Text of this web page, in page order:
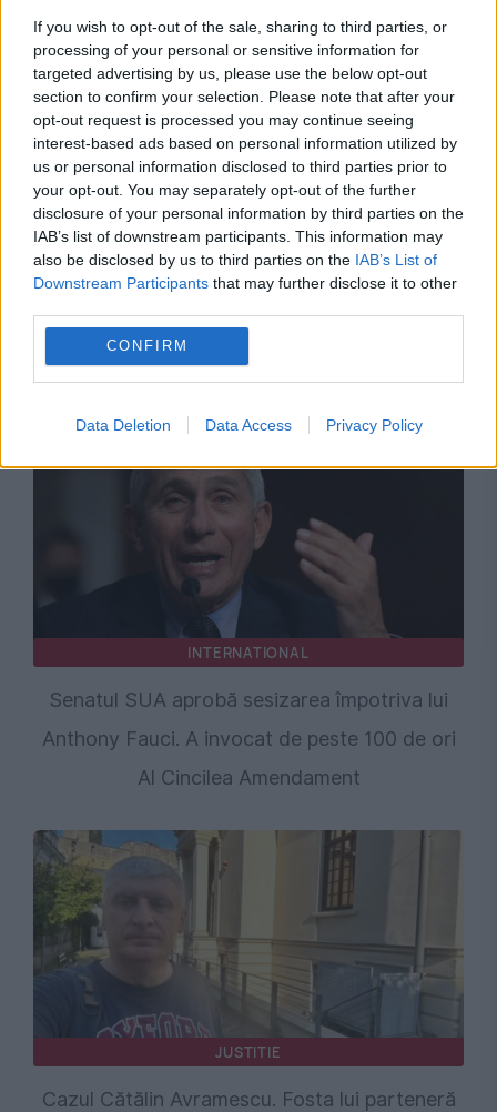
If you wish to opt-out of the sale, sharing to third parties, or
processing of your personal or sensitive information for
targeted advertising by us, please use the below opt-out
section to confirm your selection. Please note that after your
opt-out request is processed you may continue seeing
interest-based ads based on personal information utilized by
us or personal information disclosed to third parties prior to
your opt-out. You may separately opt-out of the further
disclosure of your personal information by third parties on the
IAB’s list of downstream participants. This information may
also be disclosed by us to third parties on the IAB’s List of
Downstream Participants that may further disclose it to other
CONFIRM
Data Deletion Data Access Privacy Policy
Recomandările noastre
INTERNATIONAL
Senatul SUA aprobă sesizarea împotriva lui
Anthony Fauci. A invocat de peste 100 de ori
Al Cincilea Amendament
JUSTITIE
Cazul Cătălin Avramescu. Fosta lui parteneră